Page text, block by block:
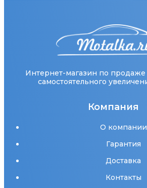
Интернет-магазин по
самостоятельного
Компания
О компании
Гарантия
Доставка
Контакты